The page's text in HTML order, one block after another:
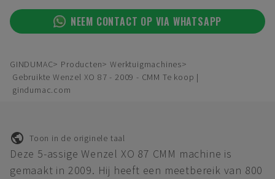
NEEM CONTACT OP VIA WHATSAPP
GINDUMAC Producten
Werktuigmachines
Gebruikte Wenzel XO 87 - 2009 - CMM Te koop |
gindumac.com
Toon in de originele taal
Deze 5-assige Wenzel XO 87 CMM machine is
gemaakt in 2009. Hij heeft een meetbereik van 800